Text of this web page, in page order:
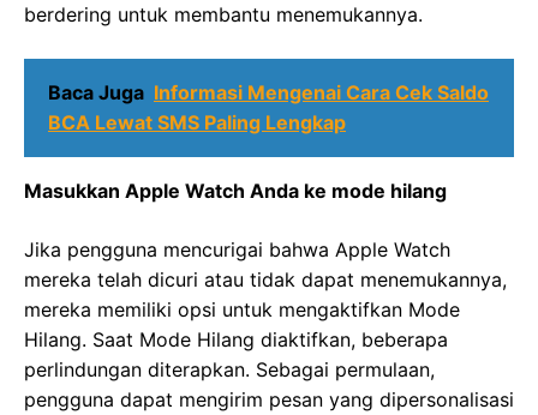
berdering untuk membantu menemukannya.
Baca Juga Informasi Mengenai Cara Cek Saldo
BCA Lewat SMS Paling Lengkap
Masukkan Apple Watch Anda ke mode hilang
Jika pengguna mencurigai bahwa Apple Watch
mereka telah dicuri atau tidak dapat menemukannya,
mereka memiliki opsi untuk mengaktifkan Mode
Hilang. Saat Mode Hilang diaktifkan, beberapa
perlindungan diterapkan. Sebagai permulaan,
pengguna dapat mengirim pesan yang dipersonalisasi